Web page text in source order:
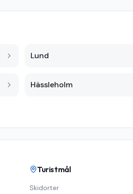
Lund
Hässleholm
Turistmål
Skidorter